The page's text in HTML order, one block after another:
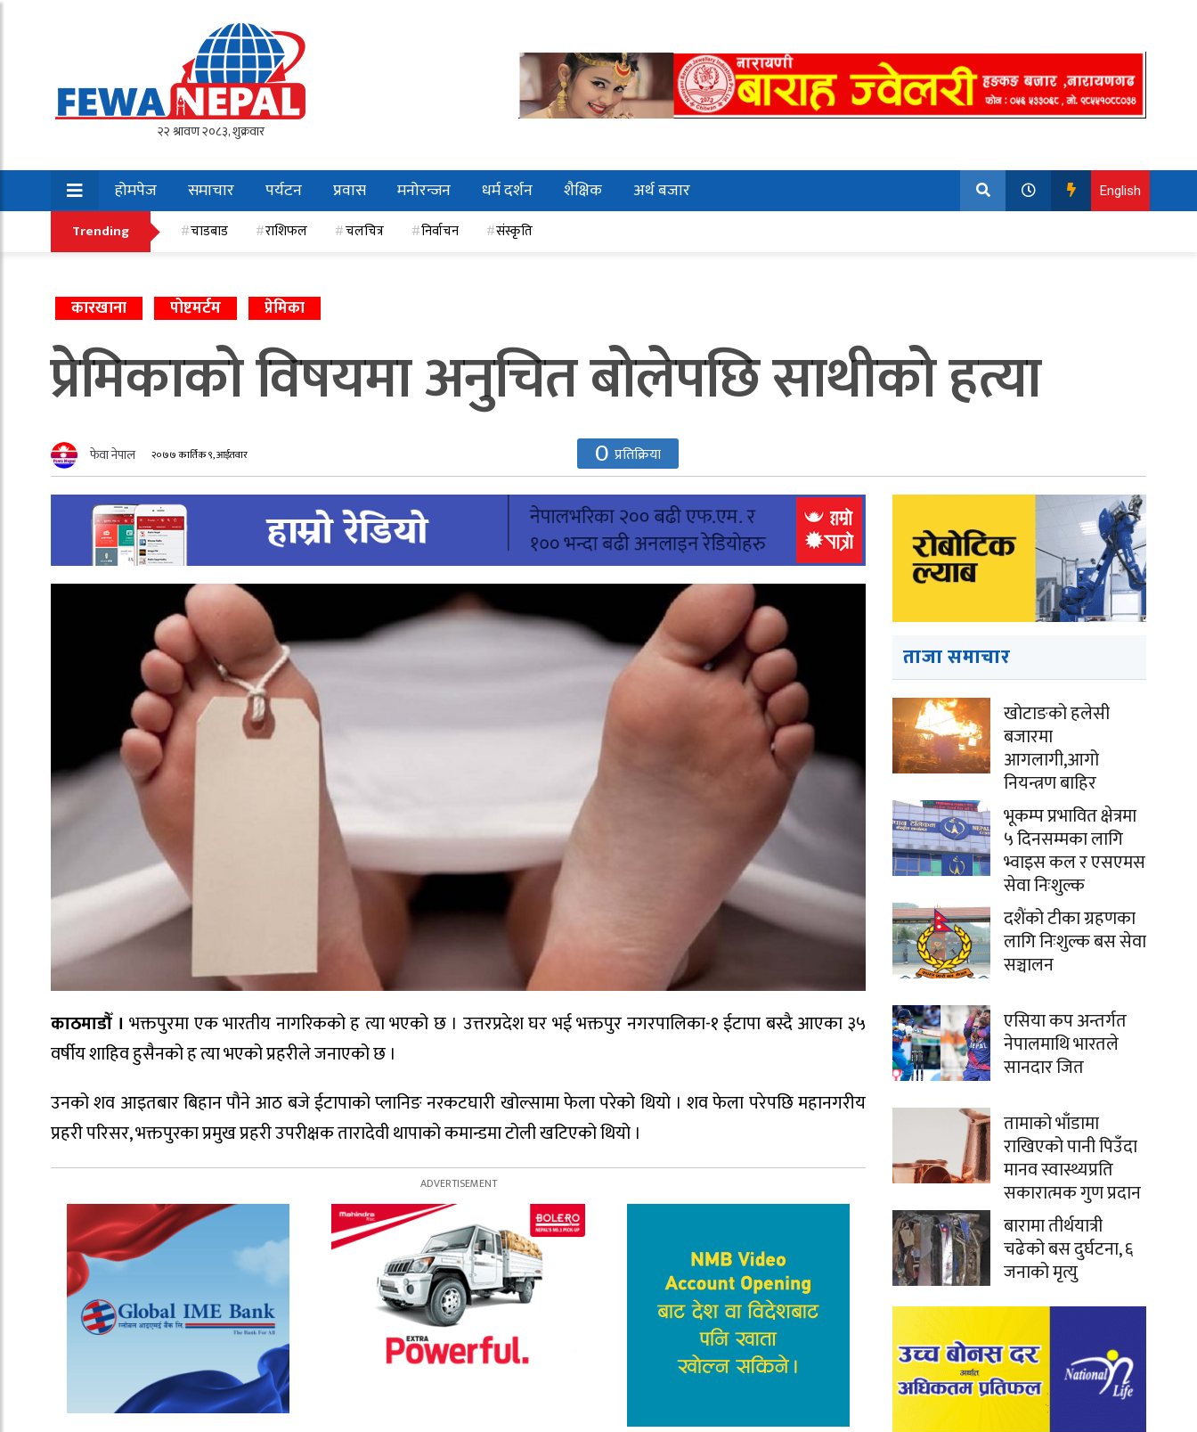
होमपेज समाचार पर्यटन प्रवास मनोरन्जन धर्म दर्शन शैक्षिक
अर्थ बजार
खेलकुद
English
Trending चाडबाड राशिफल चलचित्र निर्वाचन संस्कृति
कारखाना पोष्टमर्टम प्रेमिका
प्रेमिकाको विषयमा अनुचित बोलेपछि साथीको हत्या
फेवा नेपाल २०७७ कार्तिक ९, आईतवार 0 प्रतिक्रिया
काठमाडौँ । भक्तपुरमा एक भारतीय नागरिकको ह त्या भएको छ । उत्तरप्रदेश घर भई भक्तपुर नगरपालिका-१ ईटापा बस्दै आएका ३५
वर्षीय शाहिव हुसैनको ह त्या भएको प्रहरीले जनाएको छ ।
उनको शव आइतबार बिहान पौने आठ बजे ईटापाको प्लानिङ नरकटघारी खोल्सामा फेला परेको थियो । शव फेला परेपछि महानगरीय
प्रहरी परिसर, भक्तपुरका प्रमुख प्रहरी उपरीक्षक तारादेवी थापाको कमान्डमा टोली खटिएको थियो ।
ताजा समाचार
खोटाङको हलेसी
बजारमा
आगलागी,आगो
नियन्त्रण बाहिर
भूकम्प प्रभावित क्षेत्रमा
५ दिनसम्मका लागि
भ्वाइस कल र एसएमस
सेवा निःशुल्क
दशैंको टीका ग्रहणका
लागि निःशुल्क बस सेवा
सञ्चालन
एसिया कप अन्तर्गत
नेपालमाथि भारतले
सानदार जित
तामाको भाँडामा
राखिएको पानी पिउँदा
मानव स्वास्थ्यप्रति
सकारात्मक गुण प्रदान
बारामा तीर्थयात्री
चढेको बस दुर्घटना, ६
जनाको मृत्यु